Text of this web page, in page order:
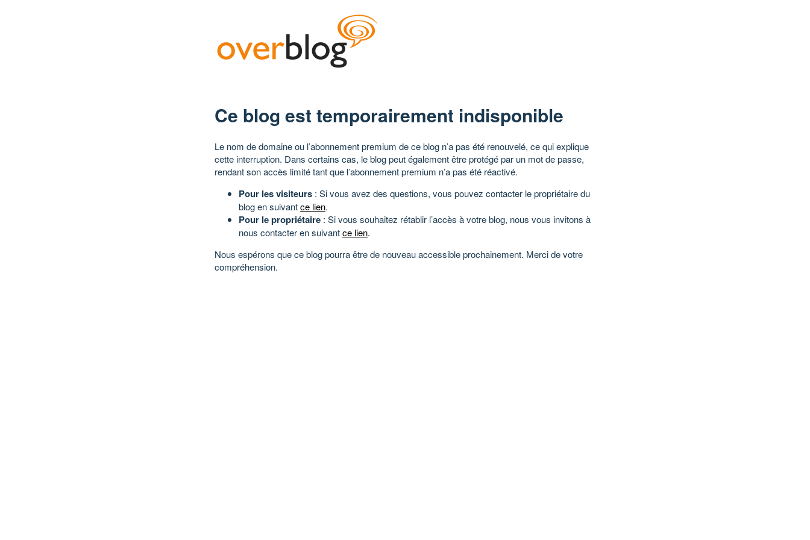
Ce blog est temporairement indisponible
Le nom de domaine ou l’abonnement premium de ce blog n’a pas été renouvelé, ce qui explique
cette interruption. Dans certains cas, le blog peut également être protégé par un mot de passe,
rendant son accès limité tant que l’abonnement premium n’a pas été réactivé.
Pour les visiteurs : Si vous avez des questions, vous pouvez contacter le propriétaire du
blog en suivantce lien.
Pour le propriétaire : Si vous souhaitez rétablir l’accès à votre blog, nous vous invitons à
nous contacter en suivantce lien.
Nous espérons que ce blog pourra être de nouveau accessible prochainement. Merci de votre
compréhension.